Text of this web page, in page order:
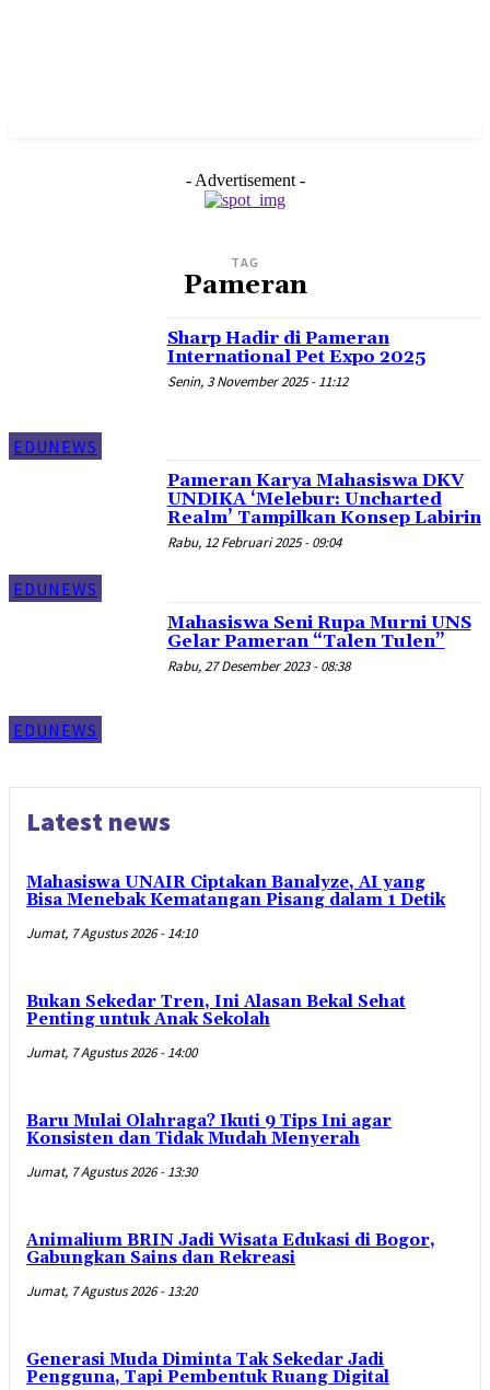
- Advertisement -
TAG
Pameran
EDUNEWS
Sharp Hadir di Pameran
International Pet Expo 2025
Senin, 3 November 2025 - 11:12
EDUNEWS
Pameran Karya Mahasiswa DKV
UNDIKA ‘Melebur: Uncharted
Realm’ Tampilkan Konsep Labirin
Rabu, 12 Februari 2025 - 09:04
EDUNEWS
Mahasiswa Seni Rupa Murni UNS
Gelar Pameran “Talen Tulen”
Rabu, 27 Desember 2023 - 08:38
Latest news
Mahasiswa UNAIR Ciptakan Banalyze, AI yang
Bisa Menebak Kematangan Pisang dalam 1 Detik
Jumat, 7 Agustus 2026 - 14:10
Bukan Sekedar Tren, Ini Alasan Bekal Sehat
Penting untuk Anak Sekolah
Jumat, 7 Agustus 2026 - 14:00
Baru Mulai Olahraga? Ikuti 9 Tips Ini agar
Konsisten dan Tidak Mudah Menyerah
Jumat, 7 Agustus 2026 - 13:30
Animalium BRIN Jadi Wisata Edukasi di Bogor,
Gabungkan Sains dan Rekreasi
Jumat, 7 Agustus 2026 - 13:20
Generasi Muda Diminta Tak Sekedar Jadi
Pengguna, Tapi Pembentuk Ruang Digital